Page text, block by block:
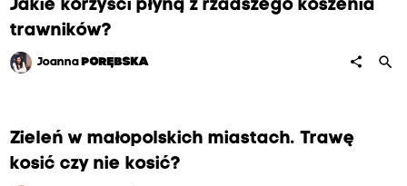
Jakie korzyści płyną z rzadszego koszenia
trawników?
Joanna PORĘBSKA share search
Zieleń w małopolskich miastach. Trawę
kosić czy nie kosić?